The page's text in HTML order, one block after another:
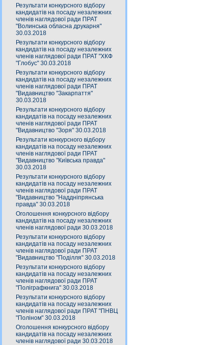
Результати конкурсного відбору
кандидатів на посаду незалежних
членів наглядової ради ПРАТ
"Волинська обласна друкарня"
30.03.2018
Результати конкурсного відбору
кандидатів на посаду незалежних
членів наглядової ради ПРАТ "ХКФ
"Глобус" 30.03.2018
Результати конкурсного відбору
кандидатів на посаду незалежних
членів наглядової ради ПРАТ
"Видавництво "Закарпаття"
30.03.2018
Результати конкурсного відбору
кандидатів на посаду незалежних
членів наглядової ради ПРАТ
"Видавництво "Зоря" 30.03.2018
Результати конкурсного відбору
кандидатів на посаду незалежних
членів наглядової ради ПРАТ
"Видавництво "Київська правда"
30.03.2018
Результати конкурсного відбору
кандидатів на посаду незалежних
членів наглядової ради ПРАТ
"Видавництво "Наддніпрянська
правда" 30.03.2018
Оголошення конкурсного відбору
кандидатів на посаду незалежних
членів наглядової ради 30.03.2018
Результати конкурсного відбору
кандидатів на посаду незалежних
членів наглядової ради ПРАТ
"Видавництво "Поділля" 30.03.2018
Результати конкурсного відбору
кандидатів на посаду незалежних
членів наглядової ради ПРАТ
"Поліграфкнига" 30.03.2018
Результати конкурсного відбору
кандидатів на посаду незалежних
членів наглядової ради ПРАТ "ПНВЦ
"Поліном" 30.03.2018
Оголошення конкурсного відбору
кандидатів на посаду незалежних
членів наглядової ради 30.03.2018